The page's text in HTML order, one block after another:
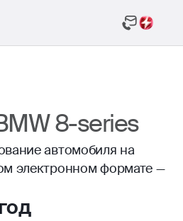
8-series
автомобиля на
электронном формате —